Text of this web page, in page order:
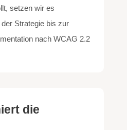
setzen wir es
Strategie bis zur
nach WCAG 2.2
die